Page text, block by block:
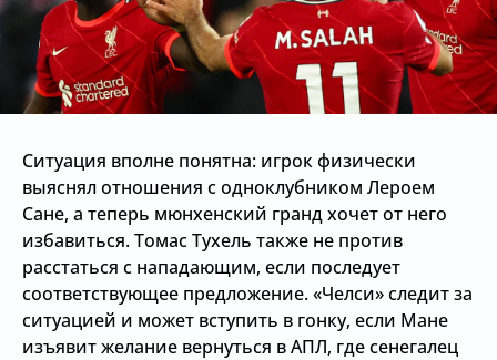
Ситуация вполне понятна: игрок физически
выяснял отношения с одноклубником Лероем
Сане, а теперь мюнхенский гранд хочет от него
избавиться. Томас Тухель также не против
расстаться с нападающим, если последует
соответствующее предложение. «Челси» следит за
ситуацией и может вступить в гонку, если Мане
изъявит желание вернуться в АПЛ, где сенегалец